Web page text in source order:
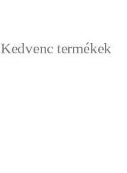
Kedvenc termékek